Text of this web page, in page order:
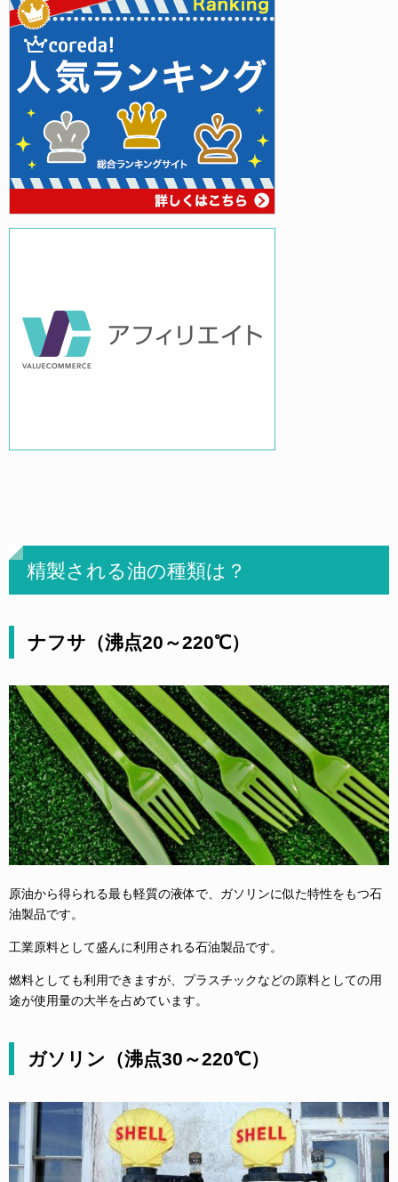
精製される油の種類は？
ナフサ（沸点20～220℃）
原油から得られる最も軽質の液体で、ガソリンに似た特性をもつ石
油製品です。
工業原料として盛んに利用される石油製品です。
燃料としても利用できますが、プラスチックなどの原料としての用
途が使用量の大半を占めています。
ガソリン（沸点30～220℃）